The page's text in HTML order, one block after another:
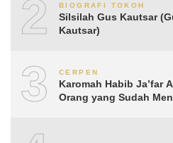
2 BIOGRAFI TOKOH
Silsilah Gus Kautsar
Kautsar)
3 CERPEN
Karomah Habib Ja’far
Orang yang Sudah